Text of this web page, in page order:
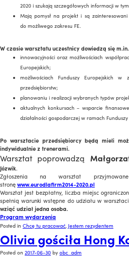
2020 i szukają szczegółowych informacji w
Mają pomysł na projekt i są
do możliwego zakresu FE.
W czasie warsztatu uczestnicy dowiedzą się
innowacyjności oraz możliwościach
Europejskich;
możliwościach Funduszy Europejskich w
przedsiębiorstw;
planowaniu i realizacji wybranych typów
aktualnych konkursach – wsparcie
działalności gospodarczej w ramach
Po warsztacie przedsiębiorcy będą mieli
indywidualnie z trenerami.
Warsztat poprowadzą
Józwik.
Zgłoszenia na warsztat
stronęwww.eurodlafirm2014-2020.pl
Warsztat jest bezpłatny, liczba miejsc
spełnią warunki wstępne do udziału w
wziąć udział jedna osoba.
Program wydarzenia
Posted in Chcę tu pracować, Jestem rezydentem
Olivia gościła Hong
Posted on 2017-06-30 by obc_adm